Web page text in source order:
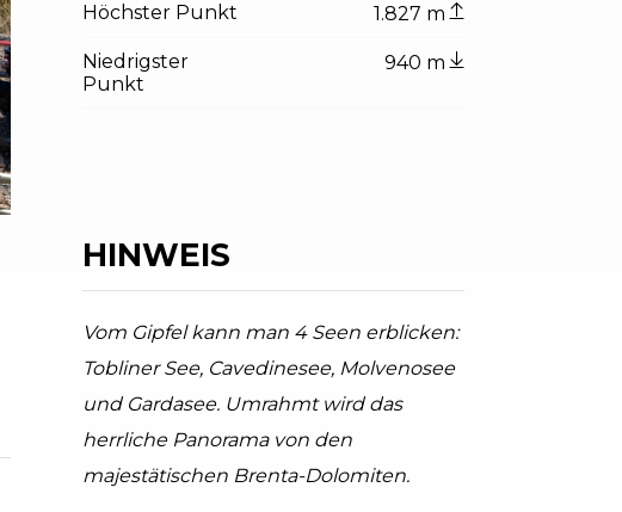
Höchster Punkt 1.827 m
Niedrigster
Punkt
940 m
HINWEIS
Vom Gipfel kann man 4 Seen erblicken:
Tobliner See, Cavedinesee, Molvenosee
und Gardasee. Umrahmt wird das
herrliche Panorama von den
majestätischen Brenta-Dolomiten.